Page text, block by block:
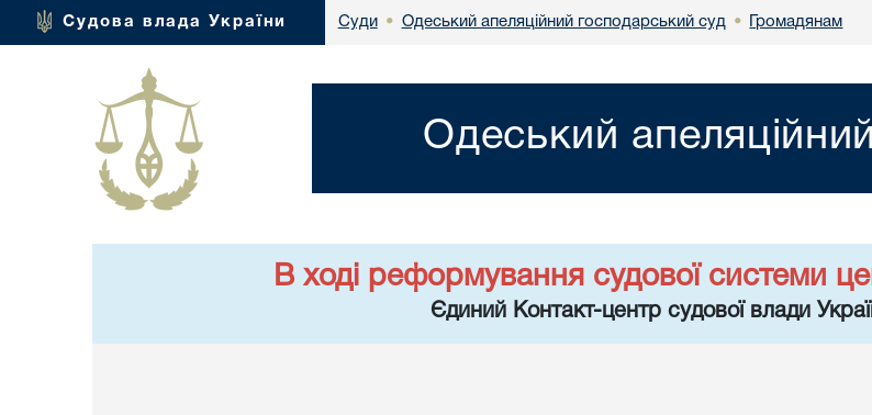
Судова влада України Суди • Одеський апеляційний господарський суд • Громадянам
Одеський
В ході реформування судової системи
Єдиний Контакт-центр судової влади